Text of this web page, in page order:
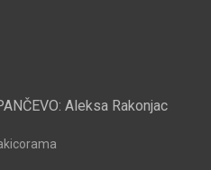
Aleksa Rakonjac